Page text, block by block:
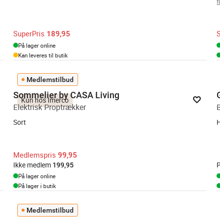
SuperPris 189,95
På lager online
Kan leveres til butik
Kun hos Imerco
Medlemstilbud
Sommelier by CASA Living
Elektrisk Proptrækker
Sort
Medlemspris 99,95
Ikke medlem 199,95
På lager online
På lager i butik
Medlemstilbud